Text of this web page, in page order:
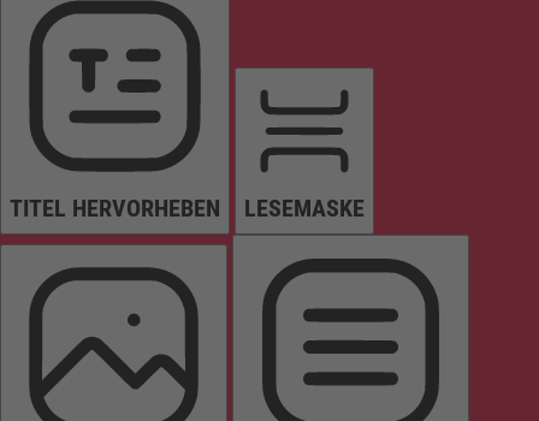
TITEL HERVORHEBEN LESEMASKE